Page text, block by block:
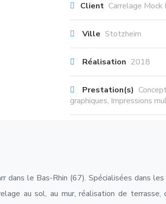
Client Carrelage Mock
Ville Stotzheim
Réalisation 2018
Prestation(s)
graphiques Impressions
le Bas-Rhin (67). Spécialisées dans les
au sol, au mur, réalisation de terrasse,